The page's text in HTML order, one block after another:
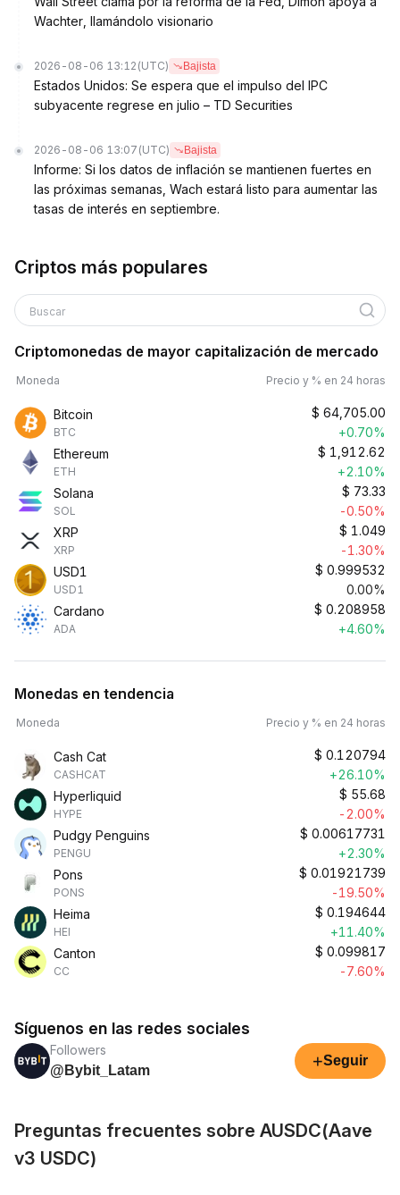
Wachter, llamándolo visionario
2026-08-06 13:12 (UTC) Bajista
Estados Unidos: Se espera que el impulso del IPC
subyacente regrese en julio – TD Securities
2026-08-06 13:07 (UTC) Bajista
Informe: Si los datos de inflación se mantienen fuertes en
las próximas semanas, Wach estará listo para aumentar las
tasas de interés en septiembre.
Criptos más populares
Buscar
Criptomonedas de mayor capitalización de mercado
Moneda Precio y % en 24 horas
Bitcoin
BTC
$ 64,705.00
+0.70%
Ethereum
ETH
$ 1,912.62
+2.10%
Solana
SOL
$ 73.33
-0.50%
XRP
XRP
$ 1.049
-1.30%
USD1
USD1
$ 0.999532
0.00%
Cardano
ADA
$ 0.208958
+4.60%
Monedas en tendencia
Moneda Precio y % en 24 horas
Cash Cat
CASHCAT
$ 0.120794
+26.10%
Hyperliquid
HYPE
$ 55.68
-2.00%
Pudgy Penguins
PENGU
$ 0.00617731
+2.30%
Pons
PONS
$ 0.01921739
-19.50%
Heima
HEI
$ 0.194644
+11.40%
Canton
CC
$ 0.099817
-7.60%
Síguenos en las redes sociales
Followers
@Bybit_Latam
+Seguir
Preguntas frecuentes sobre AUSDC(Aave
v3 USDC)